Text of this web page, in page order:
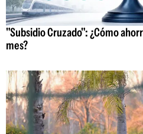
"Subsidio Cruzado": ¿Cómo
mes?